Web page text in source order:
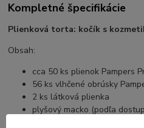
Kompletné špecifikácie
Plienková torta: kočík s
Obsah:
cca 50 ks plienok Pampers
56 ks vlhčené obrúsky
2 ks látková plienka
plyšový macko (podľa